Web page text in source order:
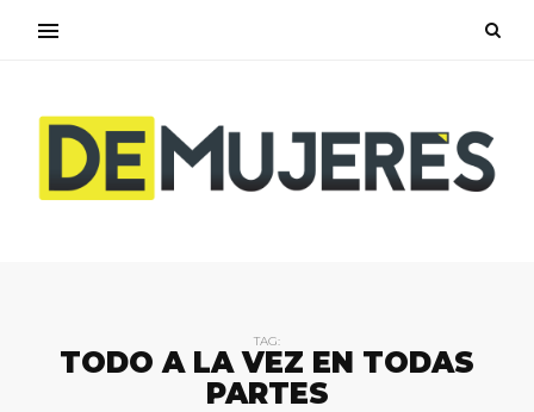
TAG:
TODO A LA VEZ EN TODAS
PARTES